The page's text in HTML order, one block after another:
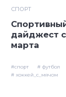
СПОРТ
дайджест
марта
#спорт # футбол
# хоккей_с_мячом